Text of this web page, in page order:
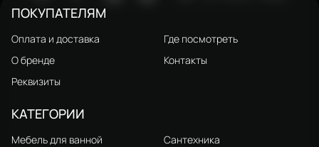
ПОКУПАТЕЛЯМ
Оплата и доставка
Где посмотреть
О бренде
Контакты
Реквизиты
КАТЕГОРИИ
Мебель для ванной
Сантехника